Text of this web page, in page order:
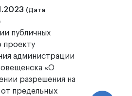
(Дата
публичных
проекту
администрации
«О
разрешения на
предельных